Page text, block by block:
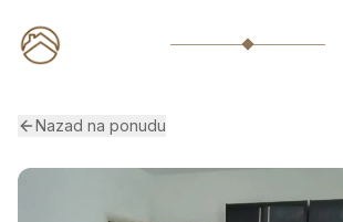
Nazad na ponudu